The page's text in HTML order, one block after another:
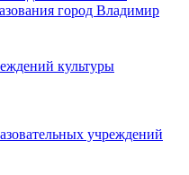
город Владимир
культуры
учреждений